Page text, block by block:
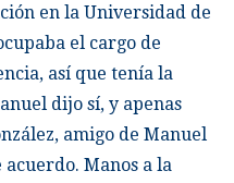
en la Universidad de
el cargo de
así que tenía la
dijo sí, y apenas
amigo de Manuel
acuerdo. Manos a la